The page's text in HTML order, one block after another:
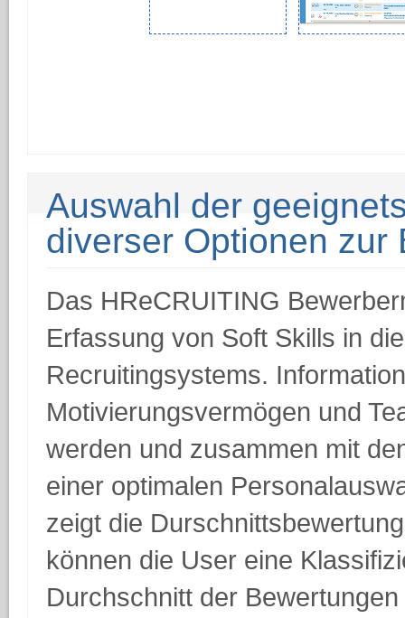
Auswahl der
diverser Optionen zur
Das HReCRUITING
Erfassung von Soft Skills in
Recruitingsystems.
Motivierungsvermögen und
werden und zusammen mit
einer optimalen
zeigt die
können die User eine
Durchschnitt der